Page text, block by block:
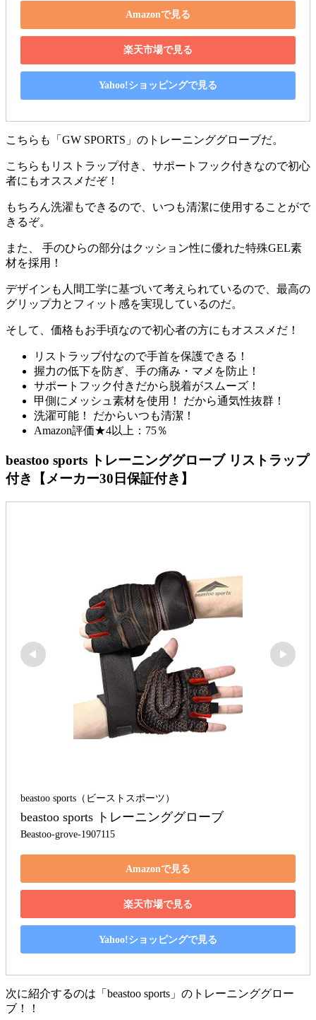
Amazonで見る
楽天市場で見る
Yahoo!ショッピングで見る
こちらも「 GW SPORTS 」のトレーニンググローブだ。
こちらも リストラップ付き サポートフック付きなので初心
者にもオススメだぞ！
もちろん洗濯もできるので、いつも清潔に使用することがで
きるぞ。
また、 手のひらの部分はクッション性に優れた特殊GEL素
材を採用 ！
デザインも人間工学に基づいて考えられているので、最高の
グリップ力とフィット感を実現しているのだ。
そして、価格もお手頃なので初心者の方にもオススメだ！
リストラップ付なので手首を保護できる！
握力の低下を防ぎ、手の痛み・マメを防止！
サポートフック付きだから脱着がスムーズ！
甲側にメッシュ素材を使用！ だから通気性抜群！
洗濯可能！ だからいつも清潔！
Amazon評価★4以上：75％
beastoo sports トレーニンググローブ リストラップ
付き【メーカー30日保証付き】
beastoo sports（ビーストスポーツ）
beastoo sports トレーニンググローブ
Beastoo-grove-1907115
Amazonで見る
楽天市場で見る
Yahoo!ショッピングで見る
次に紹介するのは「 beastoo sports 」のトレーニンググロー
ブ！！